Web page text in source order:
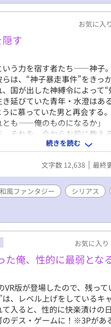
お気に入
す
いう力を宿す者たち――神子
は、“神子暴走事件”をきっ
国が出した神縛令によって
き延びていた青年・水澄は
に慕っていた男と再会する
とも――俺のものになるか」
。それを、今からお前に教
みですがサイドストーリー追
続きを読む
文字数 12,638 最終
和風ファンタジー シリアス
お気に入り
俺、性的に最弱となる
版が登場したので、残っ
、レベル上げをしているキ
入ると、性的に快楽漬けの
デス・ゲームに！※3Pがあ